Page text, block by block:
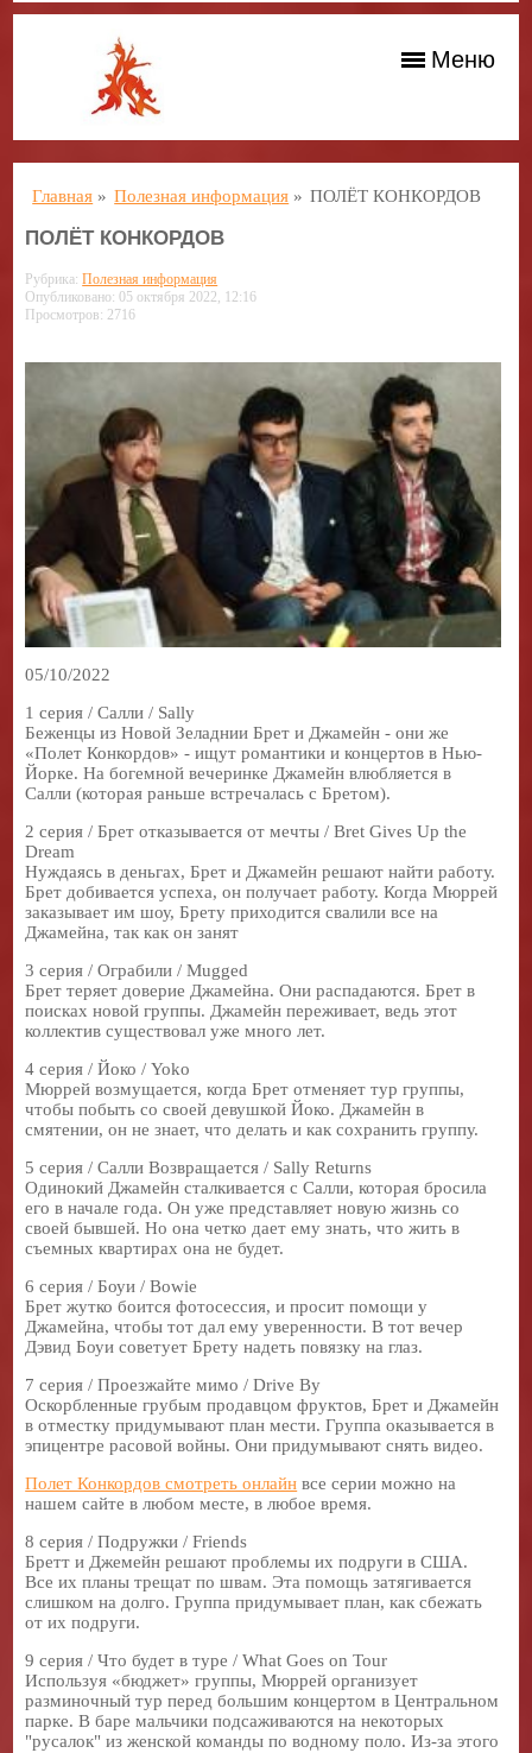
Меню
Главная » Полезная информация » ПОЛЁТ КОНКОРДОВ
ПОЛЁТ КОНКОРДОВ
Рубрика:Полезная информация
Опубликовано: 05 октября 2022, 12:16
Просмотров: 2716
05/10/2022
1 серия / Салли / Sally
Беженцы из Новой Зеладнии Брет и Джамейн - они же
«Полет Конкордов» - ищут романтики и концертов в Нью-
Йорке. На богемной вечеринке Джамейн влюбляется в
Салли (которая раньше встречалась с Бретом).
2 серия / Брет отказывается от мечты / Bret Gives Up the
Dream
Нуждаясь в деньгах, Брет и Джамейн решают найти работу.
Брет добивается успеха, он получает работу. Когда Мюррей
заказывает им шоу, Брету приходится свалили все на
Джамейна, так как он занят
3 серия / Ограбили / Mugged
Брет теряет доверие Джамейна. Они распадаются. Брет в
поисках новой группы. Джамейн переживает, ведь этот
коллектив существовал уже много лет.
4 серия / Йоко / Yoko
Мюррей возмущается, когда Брет отменяет тур группы,
чтобы побыть со своей девушкой Йоко. Джамейн в
смятении, он не знает, что делать и как сохранить группу.
5 серия / Салли Возвращается / Sally Returns
Одинокий Джамейн сталкивается с Салли, которая бросила
его в начале года. Он уже представляет новую жизнь со
своей бывшей. Но она четко дает ему знать, что жить в
съемных квартирах она не будет.
6 серия / Боуи / Bowie
Брет жутко боится фотосессия, и просит помощи у
Джамейна, чтобы тот дал ему уверенности. В тот вечер
Дэвид Боуи советует Брету надеть повязку на глаз.
7 серия / Проезжайте мимо / Drive By
Оскорбленные грубым продавцом фруктов, Брет и Джамейн
в отместку придумывают план мести. Группа оказывается в
эпицентре расовой войны. Они придумывают снять видео.
Полет Конкордов смотреть онлайн все серии можно на
нашем сайте в любом месте, в любое время.
8 серия / Подружки / Friends
Бретт и Джемейн решают проблемы их подруги в США.
Все их планы трещат по швам. Эта помощь затягивается
слишком на долго. Группа придумывает план, как сбежать
от их подруги.
9 серия / Что будет в туре / What Goes on Tour
Используя «бюджет» группы, Мюррей организует
разминочный тур перед большим концертом в Центральном
парке. В баре мальчики подсаживаются на некоторых
"русалок" из женской команды по водному поло. Из-за этого